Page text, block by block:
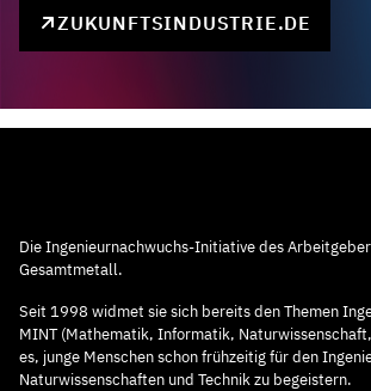
ZUKUNFTSINDUSTRIE.DE
Die Ingenieurnachwuchs-Initiative des
Gesamtmetall.
Seit 1998 widmet sie sich bereits den Themen
MINT (Mathematik, Informatik,
es, junge Menschen schon frühzeitig für den
Naturwissenschaften und Technik zu begeistern.